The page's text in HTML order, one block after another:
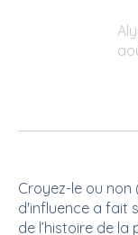
Croyez-le ou non
d'influence a fait
de l’histoire de la